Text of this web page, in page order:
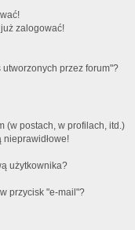
zalogować!
przez forum"?
(w postach, w profilach, itd.)
nieprawidłowe!
użytkownika?
przycisk "e-mail"?